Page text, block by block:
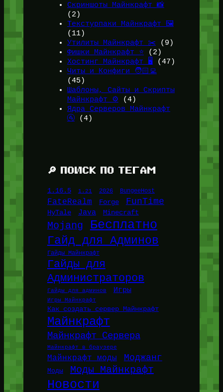
Скриншоты Майнкрафт 📸
(2)
Текстурпаки Майнкрафт 🖼️
(11)
Утилиты Майнкрафт ✂️ (9)
Фишки Майнкрафт ⭐(2)
Хостинг Майнкрафт 🖥️ (47)
Читы и Конфиги 🧑🏻‍💻
(45)
Шаблоны, Сайты и Скрипты
Майнкрафт ⚙️ (4)
Ядра Серверов Майнкрафт
🚰(4)
🔎 ПОИСК ПО ТЕГАМ
1.16.5 1.21 2026 BungeeHost
FateRealm Forge FunTime
HyTale Java Minecraft
Mojang Бесплатно
Гайд для Админов
Гайды Майнкрафт
Гайды для
Администраторов
Гайды для админов Игры
Игры Майнкрафт
Как создать сервер Майнкрафт
Майнкрафт
Майнкрафт Сервера
Майнкрафт в браузере
Майнкрафт моды Моджанг
Моды Моды Майнкрафт
Новости